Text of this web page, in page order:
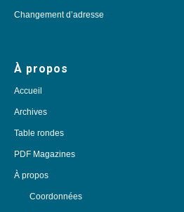
Changement d’adresse
À propos
Accueil
Archives
Table rondes
PDF Magazines
À propos
Coordonnées